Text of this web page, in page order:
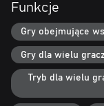
Funkcje
Gry obejmujące
Gry dla wielu
Tryb dla wielu